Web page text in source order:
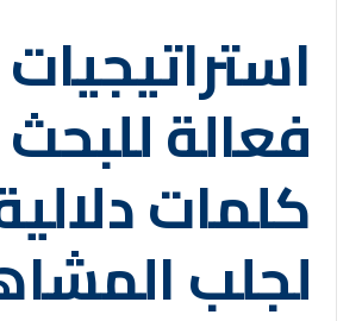
استراتيجيات
فعالة
كلمات
لجلب